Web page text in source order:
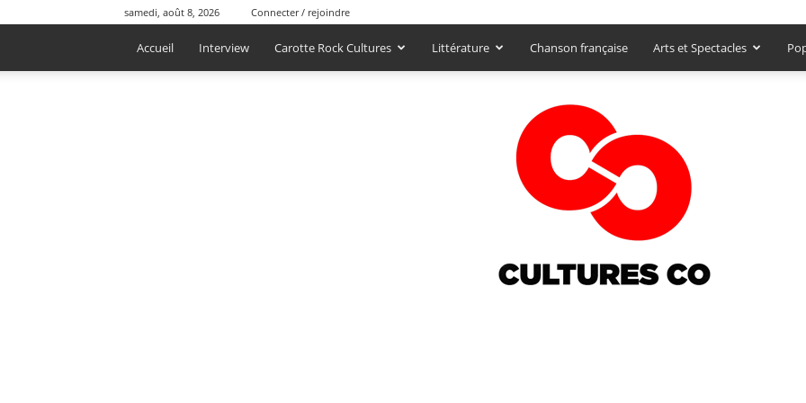
samedi, août 8, 2026 Connecter / rejoindre
Accueil Interview Carotte Rock Cultures Littérature Chanson française Arts et Spectacles